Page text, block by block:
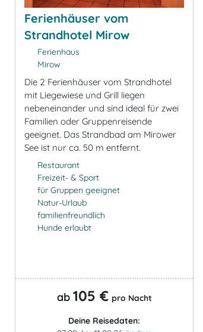
Ferienhäuser vom
Strandhotel Mirow
Ferienhaus
Mirow
Die 2 Ferienhäuser vom Strandhotel
mit Liegewiese und Grill liegen
nebeneinander und sind ideal für zwei
Familien oder Gruppenreisende
geeignet. Das Strandbad am Mirower
See ist nur ca. 50 m entfernt.
Restaurant
Freizeit- & Sport
für Gruppen geeignet
Natur-Urlaub
familienfreundlich
Hunde erlaubt
ab 105 € pro Nacht
Deine Reisedaten: